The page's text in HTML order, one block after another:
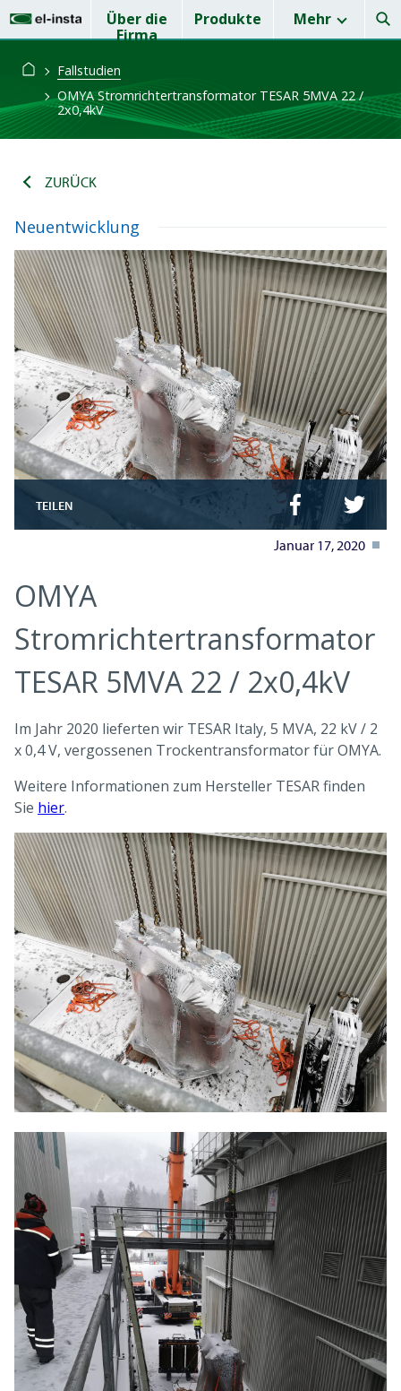
Über die
Firma
Produkte Mehr
Fallstudien
OMYA Stromrichtertransformator TESAR 5MVA 22 /
2x0,4kV
ZURÜCK
Neuentwicklung
TEILEN
Januar 17, 2020
OMYA
Stromrichtertransformator
TESAR 5MVA 22 / 2x0,4kV
Im Jahr 2020 lieferten wir TESAR Italy, 5 MVA, 22 kV / 2
x 0,4 V, vergossenen Trockentransformator für OMYA.
Weitere Informationen zum Hersteller TESAR finden
Sie hier.